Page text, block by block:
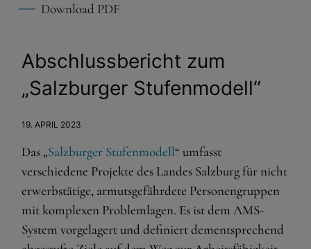
Abschlussbericht zum
„Salzburger Stufenmodell“
19. APRIL 2023
Das „Salzburger Stufenmodell“ umfasst
verschiedene Projekte des Landes Salzburg für nicht
erwerbstätige, armutsgefährdete Personengruppen
mit komplexen Problemlagen. Es ist dem AMS-
System vorgelagert und definiert dementsprechend
Download PDF